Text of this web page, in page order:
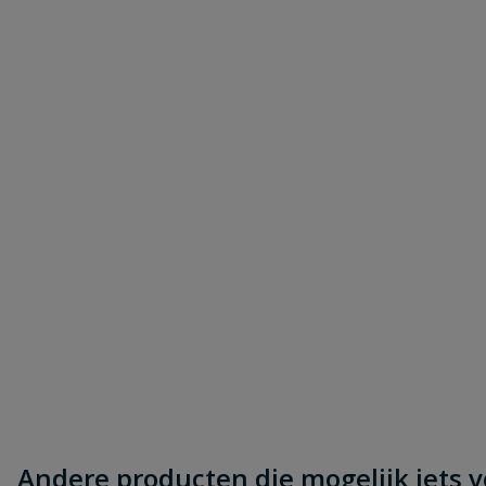
Andere producten die mogelijk iets